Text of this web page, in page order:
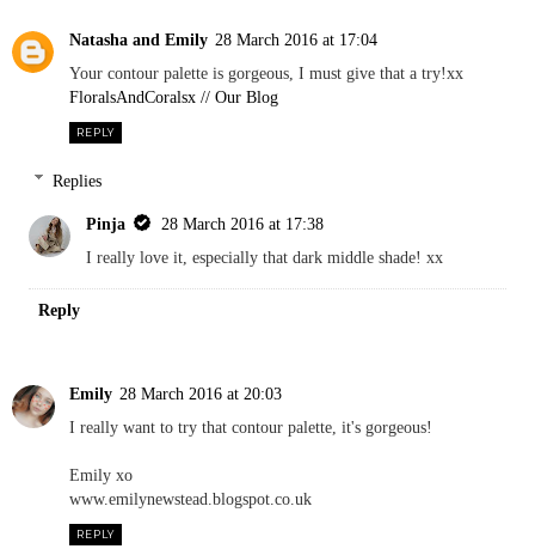
Natasha and Emily 28 March 2016 at 17:04
Your contour palette is gorgeous, I must give that a try!xx
FloralsAndCoralsx // Our Blog
REPLY
Replies
Pinja
28 March 2016 at 17:38
I really love it, especially that dark middle shade! xx
Reply
Emily 28 March 2016 at 20:03
I really want to try that contour palette, it's gorgeous!
Emily xo
www.emilynewstead.blogspot.co.uk
REPLY